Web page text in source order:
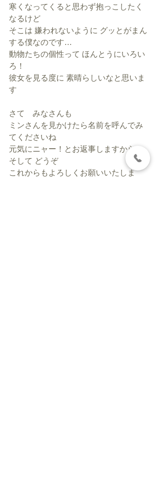
寒くなってくると思わず抱っこしたく
なるけど
そこは 嫌われないように グッとがまん
する僕なのです…
動物たちの個性って ほんとうにいろい
ろ！
彼女を見る度に 素晴らしいなと思いま
す
さて　みなさんも
ミンさんを見かけたら名前を呼んでみ
てくださいね
元気にニャー！とお返事しますから！
そして どうぞ
これからもよろしくお願いいたしま